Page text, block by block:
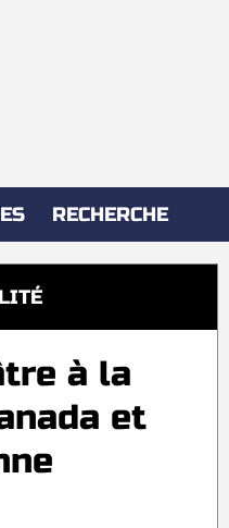
RECHERCHE
à la
et